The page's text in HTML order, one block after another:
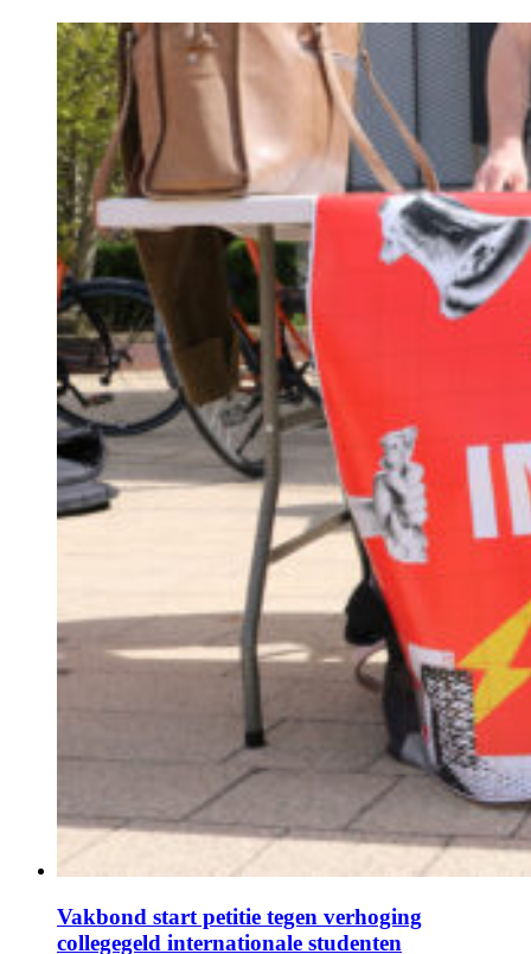
Vakbond start petitie tegen verhoging
collegegeld internationale studenten